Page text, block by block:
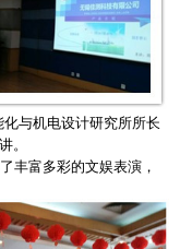
与机电设计研究所所长
。
富多彩的文娱表演，